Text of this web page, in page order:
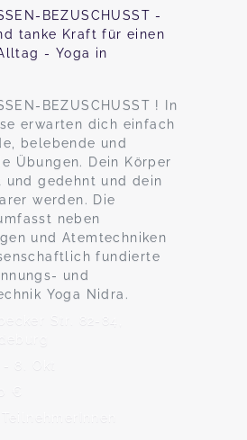
BEZUSCHUSST -
tanke Kraft für einen
- Yoga in
BEZUSCHUSST ! In
erwarten dich einfach
belebende und
Übungen. Dein Körper
und gedehnt und dein
werden. Die
neben
und Atemtechniken
fundierte
und
Yoga Nidra.
Str. 82-84,
8. Okt
€